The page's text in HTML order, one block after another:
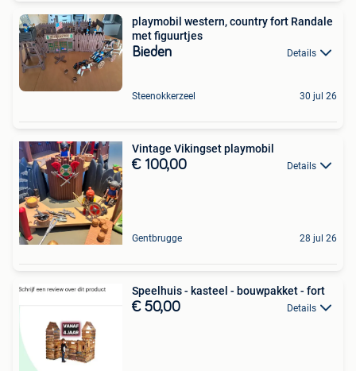
playmobil western, country fort Randale
met figuurtjes
Bieden Details
Steenokkerzeel 30 jul 26
Vintage Vikingset playmobil
€ 100,00 Details
Gentbrugge 28 jul 26
Speelhuis - kasteel - bouwpakket - fort
€ 50,00 Details